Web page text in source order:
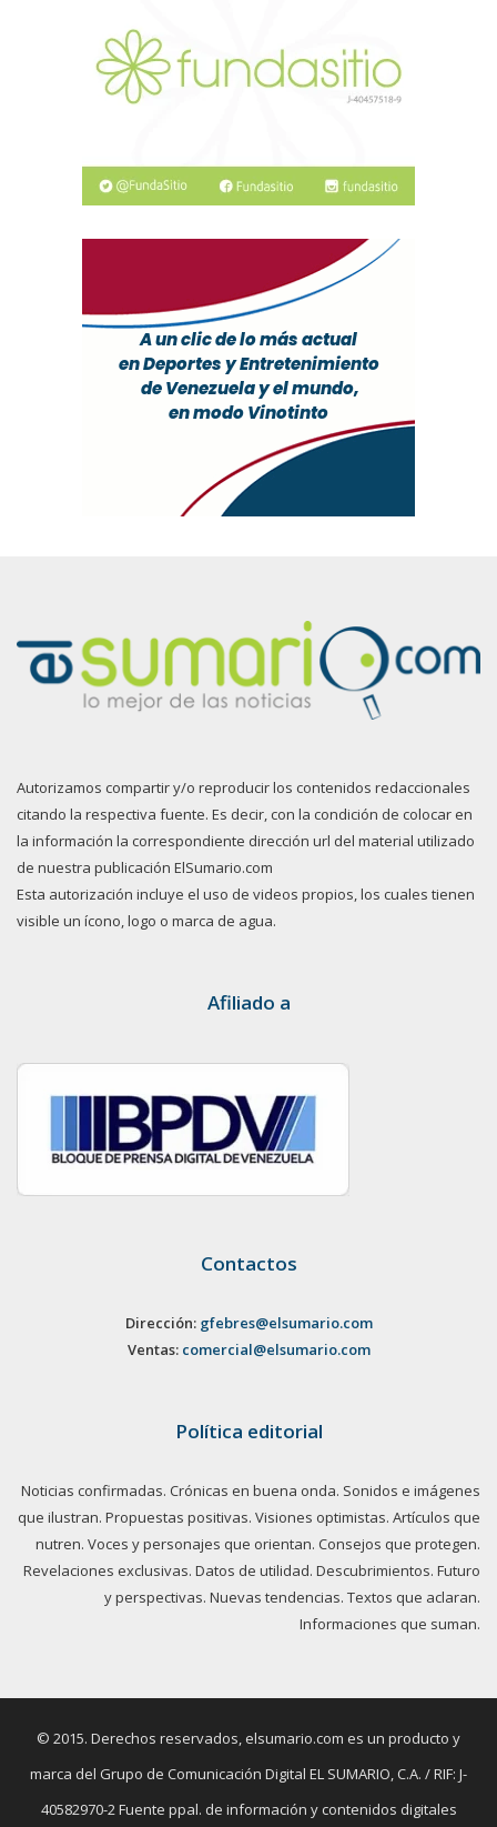
Autorizamos compartir y/o reproducir los contenidos redaccionales
citando la respectiva fuente. Es decir, con la condición de colocar en
la información la correspondiente dirección url del material utilizado
de nuestra publicación ElSumario.com
Esta autorización incluye el uso de videos propios, los cuales tienen
visible un ícono, logo o marca de agua.
Afiliado a
Contactos
Dirección: gfebres@elsumario.com
Ventas: comercial@elsumario.com
Política editorial
Noticias confirmadas. Crónicas en buena onda. Sonidos e imágenes
que ilustran. Propuestas positivas. Visiones optimistas. Artículos que
nutren. Voces y personajes que orientan. Consejos que protegen.
Revelaciones exclusivas. Datos de utilidad. Descubrimientos. Futuro
y perspectivas. Nuevas tendencias. Textos que aclaran.
Informaciones que suman.
© 2015. Derechos reservados, elsumario.com es un producto y
marca del Grupo de Comunicación Digital EL SUMARIO, C.A. / RIF: J-
40582970-2 Fuente ppal. de información y contenidos digitales